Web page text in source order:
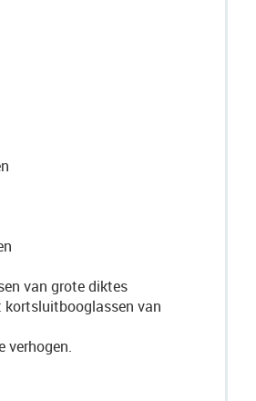
van grote diktes
kortsluitbooglassen van
verhogen.